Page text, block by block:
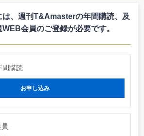
（浅生重機裁判長）は、9月9日、大学病院の医師等
分を交際費等に該当するとした更正処分について争
分は、「交際費等」に該当しないものと判示して、
追徴課税）の一部を取消した（平成14年（行コ）
、週刊T&Amasterの年間購読、 及
会員のご登録が必要です。
間購読
お申し込み